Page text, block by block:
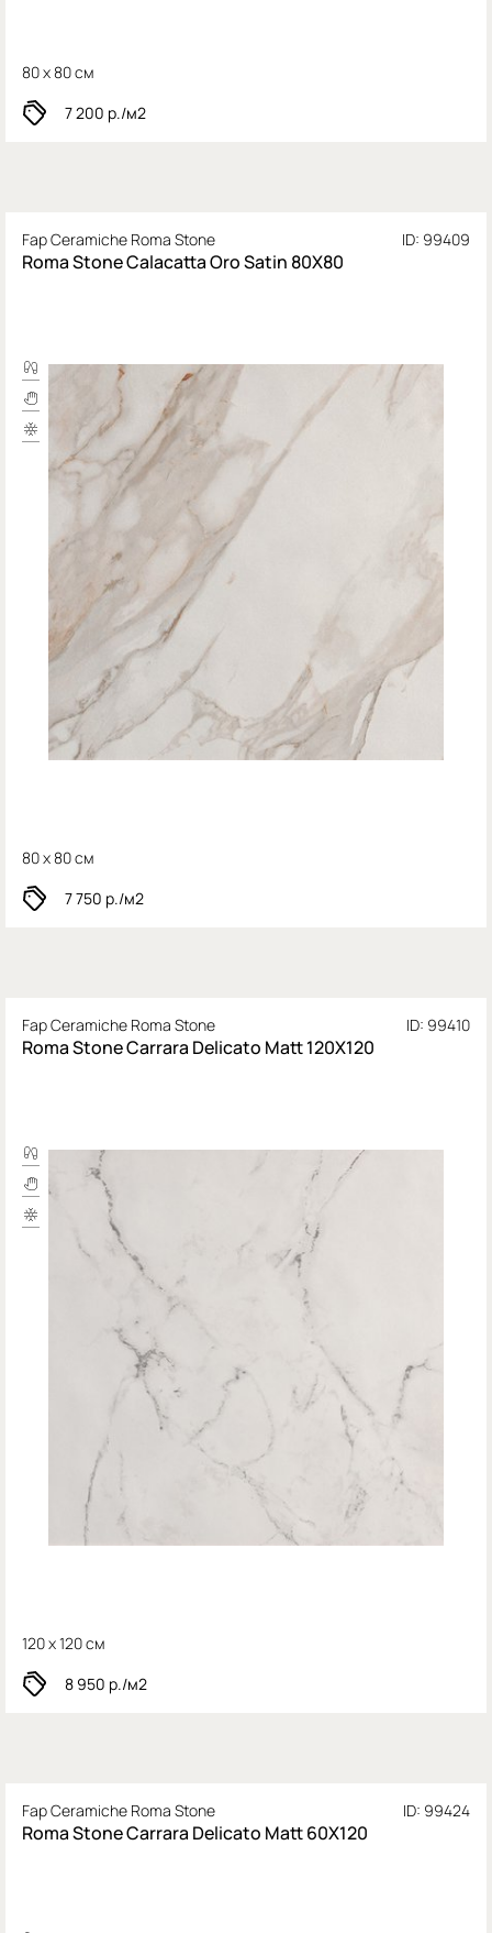
80 x 80 см
7 200 р./м2
Fap Ceramiche Roma Stone ID: 99409
Roma Stone Calacatta Oro Satin 80X80
80 x 80 см
7 750 р./м2
Fap Ceramiche Roma Stone ID: 99410
Roma Stone Carrara Delicato Matt 120X120
120 x 120 см
8 950 р./м2
Fap Ceramiche Roma Stone ID: 99424
Roma Stone Carrara Delicato Matt 60X120